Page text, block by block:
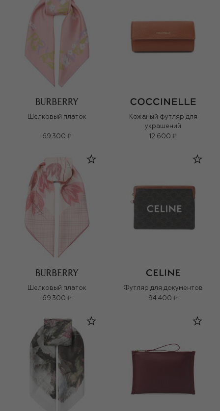
Шелковый платок
69 300 ₽
Кожаный футляр для
украшений
12 600 ₽
Шелковый платок
69 300 ₽
Футляр для документов
94 400 ₽